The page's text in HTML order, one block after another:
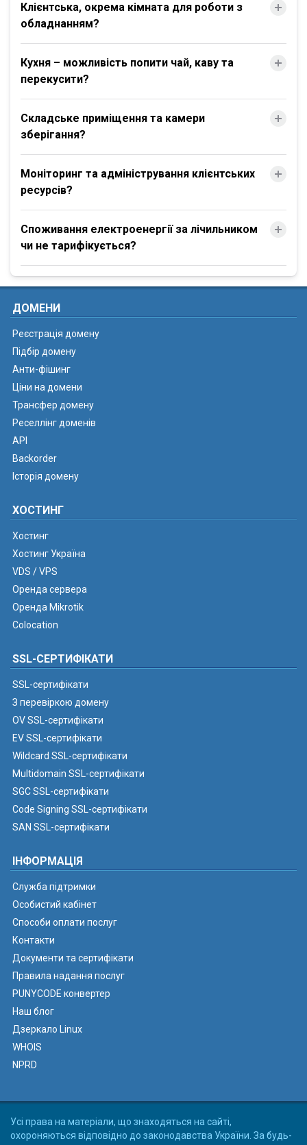
Клієнтська, окрема кімната для роботи з
обладнанням?
Кухня – можливість попити чай, каву та
перекусити?
Складське приміщення та камери
зберігання?
Моніторинг та адміністрування клієнтських
ресурсів?
Споживання електроенергії за лічильником
чи не тарифікується?
ДОМЕНИ
Реєстрація домену
Підбір домену
Анти-фішинг
Ціни на домени
Трансфер домену
Реселлінг доменів
API
Backorder
Історія домену
ХОСТИНГ
Хостинг
Хостинг Україна
VDS / VPS
Оренда сервера
Оренда Mikrotik
Colocation
SSL-СЕРТИФІКАТИ
SSL-сертифікати
З перевіркою домену
OV SSL-сертифікати
EV SSL-сертифікати
Wildcard SSL-сертифікати
Multidomain SSL-сертифікати
SGC SSL-сертифікати
Code Signing SSL-сертифікати
SAN SSL-сертифікати
ІНФОРМАЦІЯ
Служба підтримки
Особистий кабінет
Способи оплати послуг
Контакти
Документи та сертифікати
Правила надання послуг
PUNYCODE конвертер
Наш блог
Дзеркало Linux
WHOIS
NPRD
Усі права на матеріали, що знаходяться на сайті,
охороняються відповідно до законодавства України. За будь-